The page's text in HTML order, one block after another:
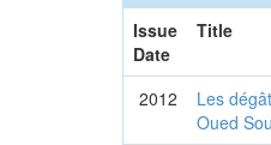
Issue
Date
Title
2012
Les
Oued